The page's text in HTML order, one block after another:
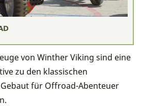
von Winther Viking sind eine
zu den klassischen
für Offroad-Abenteuer